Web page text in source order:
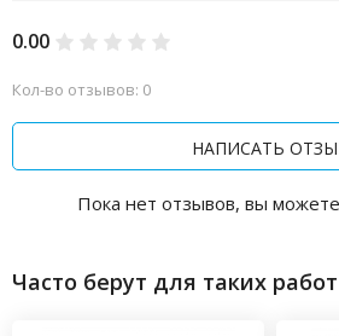
0.00
Кол-во отзывов: 0
НАПИСАТЬ
Пока нет отзывов, вы
Часто берут для таких